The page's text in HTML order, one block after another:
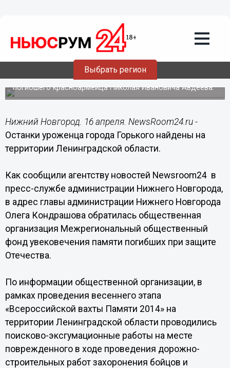
Выбрать регион
Останки уроженца города Горького
найдены на территории
Ленинградской области
Администрация Нижнего Новгорода просит
нижегородцев оказать содействие в поисках родных
погибшего красноармейца Николая Ивановича Авдеева.
Нижний Новгород. 16 апреля. NewsRoom24.ru -
Останки уроженца города Горького найдены на
территории Ленинградской области.
Как сообщили агентству новостей Newsroom24 в
пресс-службе администрации Нижнего Новгорода,
в адрес главы администрации Нижнего Новгорода
Олега Кондрашова обратилась общественная
организация Межрегиональный общественный
фонд увековечения памяти погибших при защите
Отечества.
По информации общественной организации, в
рамках проведения весеннего этапа
«Всероссийской вахты Памяти 2014» на
территории Ленинградской области проводились
поисково-эксгумационные работы на месте
поврежденного в ходе проведения дорожно-
строительных работ захоронения бойцов и